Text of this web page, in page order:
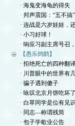
· 海鬼变海龟的得失
· 邦声震国：“五不搞
· 连战是六岁娃娃，
· 小习好球！
· 响应习副主席号召
【愚乐鸽鹞】
· 拒绝死亡的四种翻
· 川普眼中的世界有
· 骗子遇到傻子
· 咏叹北京月饼吃坏
· 白草同学是位有见
· 同志—称谓残简
· 包子学歇业公告